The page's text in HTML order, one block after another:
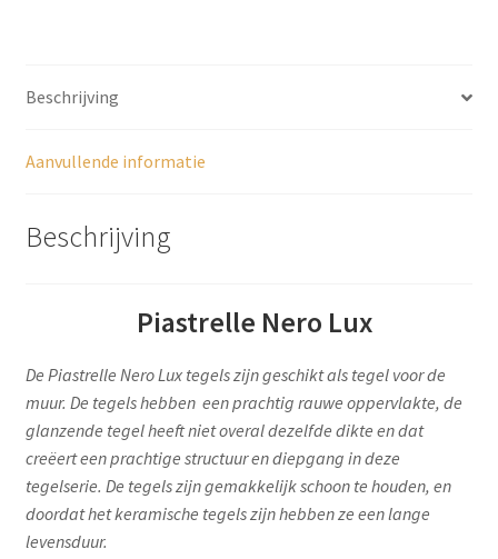
Beschrijving
Aanvullende informatie
Beschrijving
Piastrelle Nero Lux
De Piastrelle Nero Lux tegels zijn geschikt als tegel voor de
muur. De tegels hebben een prachtig rauwe oppervlakte, de
glanzende tegel heeft niet overal dezelfde dikte en dat
creëert een prachtige structuur en diepgang in deze
tegelserie. De tegels zijn gemakkelijk schoon te houden, en
doordat het keramische tegels zijn hebben ze een lange
levensduur.